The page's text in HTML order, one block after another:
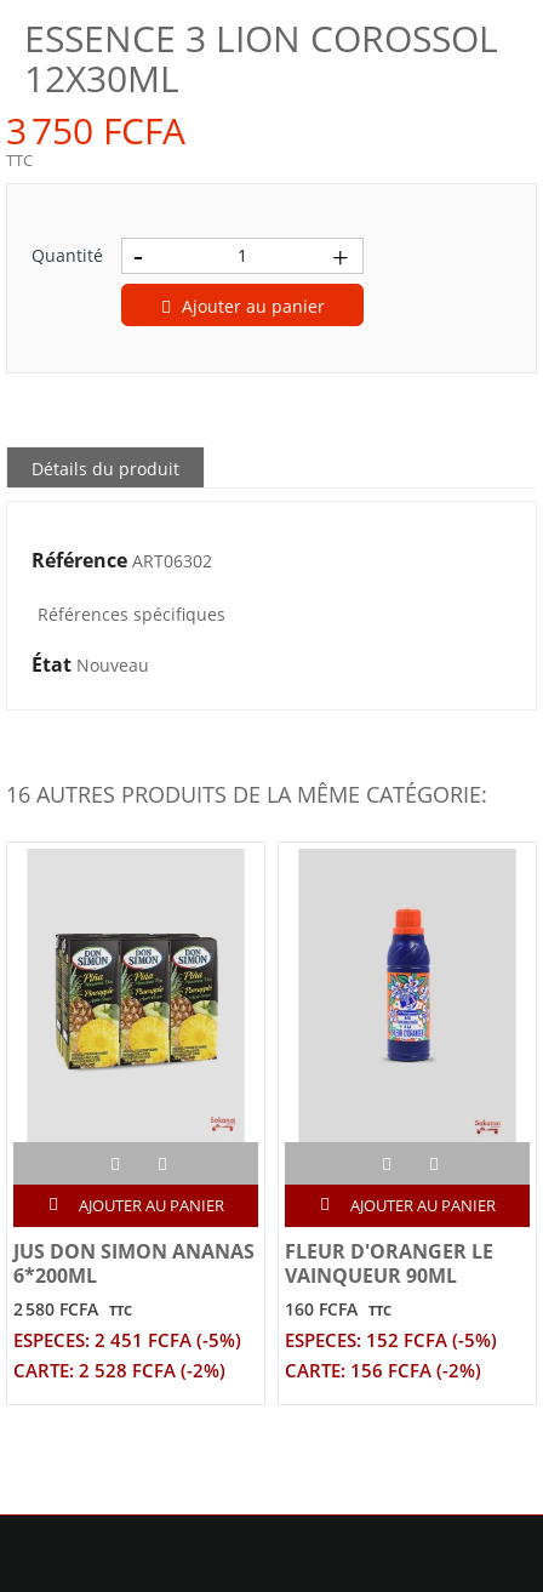
ESSENCE 3 LION COROSSOL
12X30ML
3 750 FCFA
TTC
Quantité
Ajouter au panier
Détails du produit
Référence ART06302
Références spécifiques
État Nouveau
16 AUTRES PRODUITS DE LA MÊME CATÉGORIE:
AJOUTER AU PANIER
JUS DON SIMON ANANAS
6*200ML
2 580 FCFA TTC
ESPECES: 2 451 FCFA (-5%)
CARTE: 2 528 FCFA (-2%)
AJOUTER AU PANIER
FLEUR D'ORANGER LE
VAINQUEUR 90ML
160 FCFA TTC
ESPECES: 152 FCFA (-5%)
CARTE: 156 FCFA (-2%)